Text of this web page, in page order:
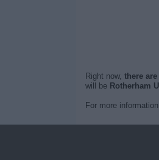
Right now, there
will be Rotherham
For more